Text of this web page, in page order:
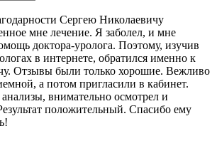
Сергею Николаевичу
мне лечение. Я заболел, и мне
доктора-уролога. Поэтому, изучив
в интернете, обратился именно к
Отзывы были только хорошие. Вежливо
а потом пригласили в кабинет.
внимательно осмотрел и
положительный. Спасибо ему